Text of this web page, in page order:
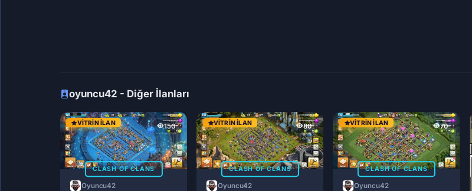
oyuncu42 - Diğer İlanları
150
VITRIN İLAN
CLASH OF CLANS
Oyuncu42
80
VITRIN İLAN
CLASH OF CLANS
Oyuncu42
70
VITRIN İLAN
CLASH OF CLANS
Oyuncu42